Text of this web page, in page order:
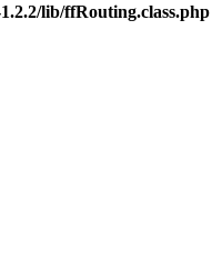
lib/ffRouting.class.php